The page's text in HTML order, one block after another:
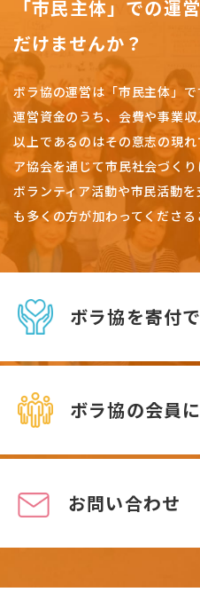
「市民主体」での運
だけませんか？
ボラ協の運営は「市民主体」で
運営資金のうち、会費や事業
以上であるのはその意志の現れ
ア協会を通じて市民社会づく
ボランティア活動や市民活動
も多くの方が加わってくださ
ボラ協を寄付
ボラ協の会員
お問い合わせ